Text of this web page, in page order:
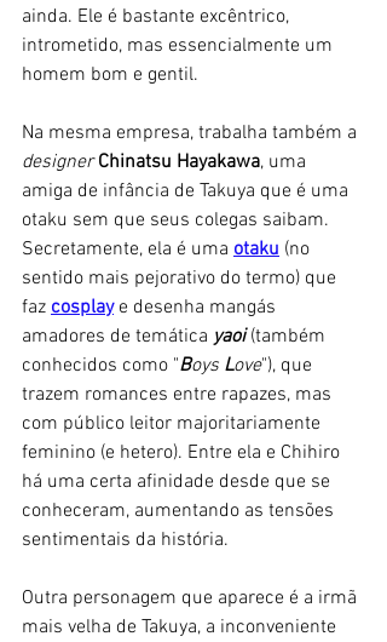
ainda. Ele é bastante excêntrico,
intrometido, mas essencialmente um
homem bom e gentil.
Na mesma empresa, trabalha também a
designer Chinatsu Hayakawa, uma
amiga de infância de Takuya que é uma
otaku sem que seus colegas saibam.
Secretamente, ela é uma otaku (no
sentido mais pejorativo do termo) que
faz cosplay e desenha mangás
amadores de temática yaoi (também
conhecidos como "Boys Love"), que
trazem romances entre rapazes, mas
com público leitor majoritariamente
feminino (e hetero). Entre ela e Chihiro
há uma certa afinidade desde que se
conheceram, aumentando as tensões
sentimentais da história.
Outra personagem que aparece é a irmã
mais velha de Takuya, a inconveniente